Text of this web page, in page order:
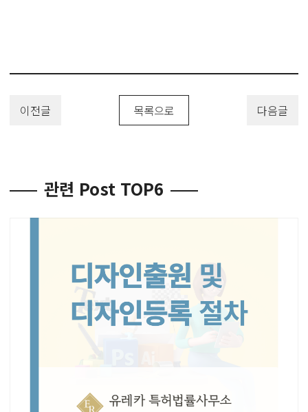
이전글 목록으로 다음글
관련 Post TOP6